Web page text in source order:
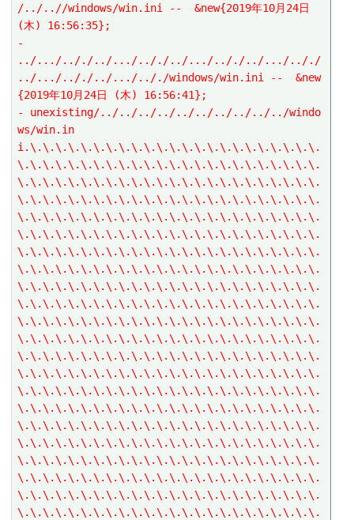
/../..//windows/win.ini --  &new{2019年10月24日
(木) 16:56:35};
-
../.../.././../.../.././../.../.././../.../.././
../.../.././../.../.././windows/win.ini --  &new
{2019年10月24日 (木) 16:56:41};
- unexisting/../../../../../../../../../../windo
ws/win.in
i.\.\.\.\.\.\.\.\.\.\.\.\.\.\.\.\.\.\.\.\.\.\.\.
\.\.\.\.\.\.\.\.\.\.\.\.\.\.\.\.\.\.\.\.\.\.\.\.
\.\.\.\.\.\.\.\.\.\.\.\.\.\.\.\.\.\.\.\.\.\.\.\.
\.\.\.\.\.\.\.\.\.\.\.\.\.\.\.\.\.\.\.\.\.\.\.\.
\.\.\.\.\.\.\.\.\.\.\.\.\.\.\.\.\.\.\.\.\.\.\.\.
\.\.\.\.\.\.\.\.\.\.\.\.\.\.\.\.\.\.\.\.\.\.\.\.
\.\.\.\.\.\.\.\.\.\.\.\.\.\.\.\.\.\.\.\.\.\.\.\.
\.\.\.\.\.\.\.\.\.\.\.\.\.\.\.\.\.\.\.\.\.\.\.\.
\.\.\.\.\.\.\.\.\.\.\.\.\.\.\.\.\.\.\.\.\.\.\.\.
\.\.\.\.\.\.\.\.\.\.\.\.\.\.\.\.\.\.\.\.\.\.\.\.
\.\.\.\.\.\.\.\.\.\.\.\.\.\.\.\.\.\.\.\.\.\.\.\.
\.\.\.\.\.\.\.\.\.\.\.\.\.\.\.\.\.\.\.\.\.\.\.\.
\.\.\.\.\.\.\.\.\.\.\.\.\.\.\.\.\.\.\.\.\.\.\.\.
\.\.\.\.\.\.\.\.\.\.\.\.\.\.\.\.\.\.\.\.\.\.\.\.
\.\.\.\.\.\.\.\.\.\.\.\.\.\.\.\.\.\.\.\.\.\.\.\.
\.\.\.\.\.\.\.\.\.\.\.\.\.\.\.\.\.\.\.\.\.\.\.\.
\.\.\.\.\.\.\.\.\.\.\.\.\.\.\.\.\.\.\.\.\.\.\.\.
\.\.\.\.\.\.\.\.\.\.\.\.\.\.\.\.\.\.\.\.\.\.\.\.
\.\.\.\.\.\.\.\.\.\.\.\.\.\.\.\.\.\.\.\.\.\.\.\.
\.\.\.\.\.\.\.\.\.\.\.\.\.\.\.\.\.\.\.\.\.\.\.\.
\.\.\.\.\.\.\.\.\.\.\.\.\.\.\.\.\.\.\.\.\.\.\.\.
\.\.\.\.\.\.\.\.\.\.\.\.\.\.\.\.\.\.\.\.\.\.\.\.